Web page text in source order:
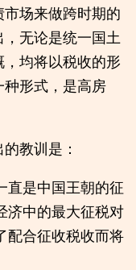
场来做跨时期的
无论是统一国土
均将以税收的形
形式，是高房
教训是：
直是中国王朝的征
济中的最大征税对
配合征收税收而将